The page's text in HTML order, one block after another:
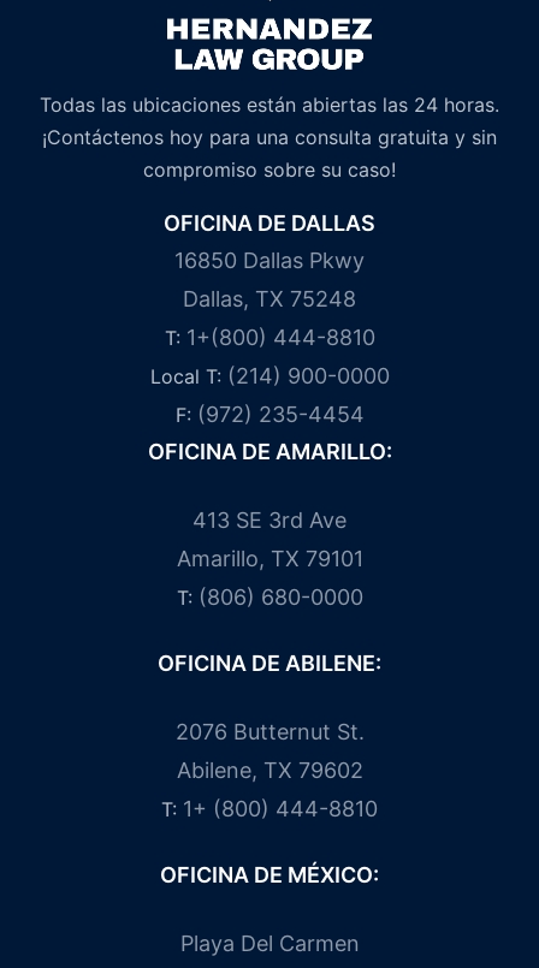
Todas las ubicaciones están abiertas las 24 horas.
¡Contáctenos hoy para una consulta gratuita y sin
compromiso sobre su caso!
OFICINA DE DALLAS
16850 Dallas Pkwy
Dallas, TX 75248
T: 1+(800) 444-8810
Local T: (214) 900-0000
F: (972) 235-4454
OFICINA DE AMARILLO:
413 SE 3rd Ave
Amarillo, TX 79101
T: (806) 680-0000
OFICINA DE ABILENE:
2076 Butternut St.
Abilene, TX 79602
T: 1+ (800) 444-8810
OFICINA DE MÉXICO:
Playa Del Carmen